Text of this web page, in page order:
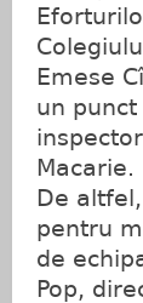
Emese
un
Macarie.
De
pentru
de
Pop,